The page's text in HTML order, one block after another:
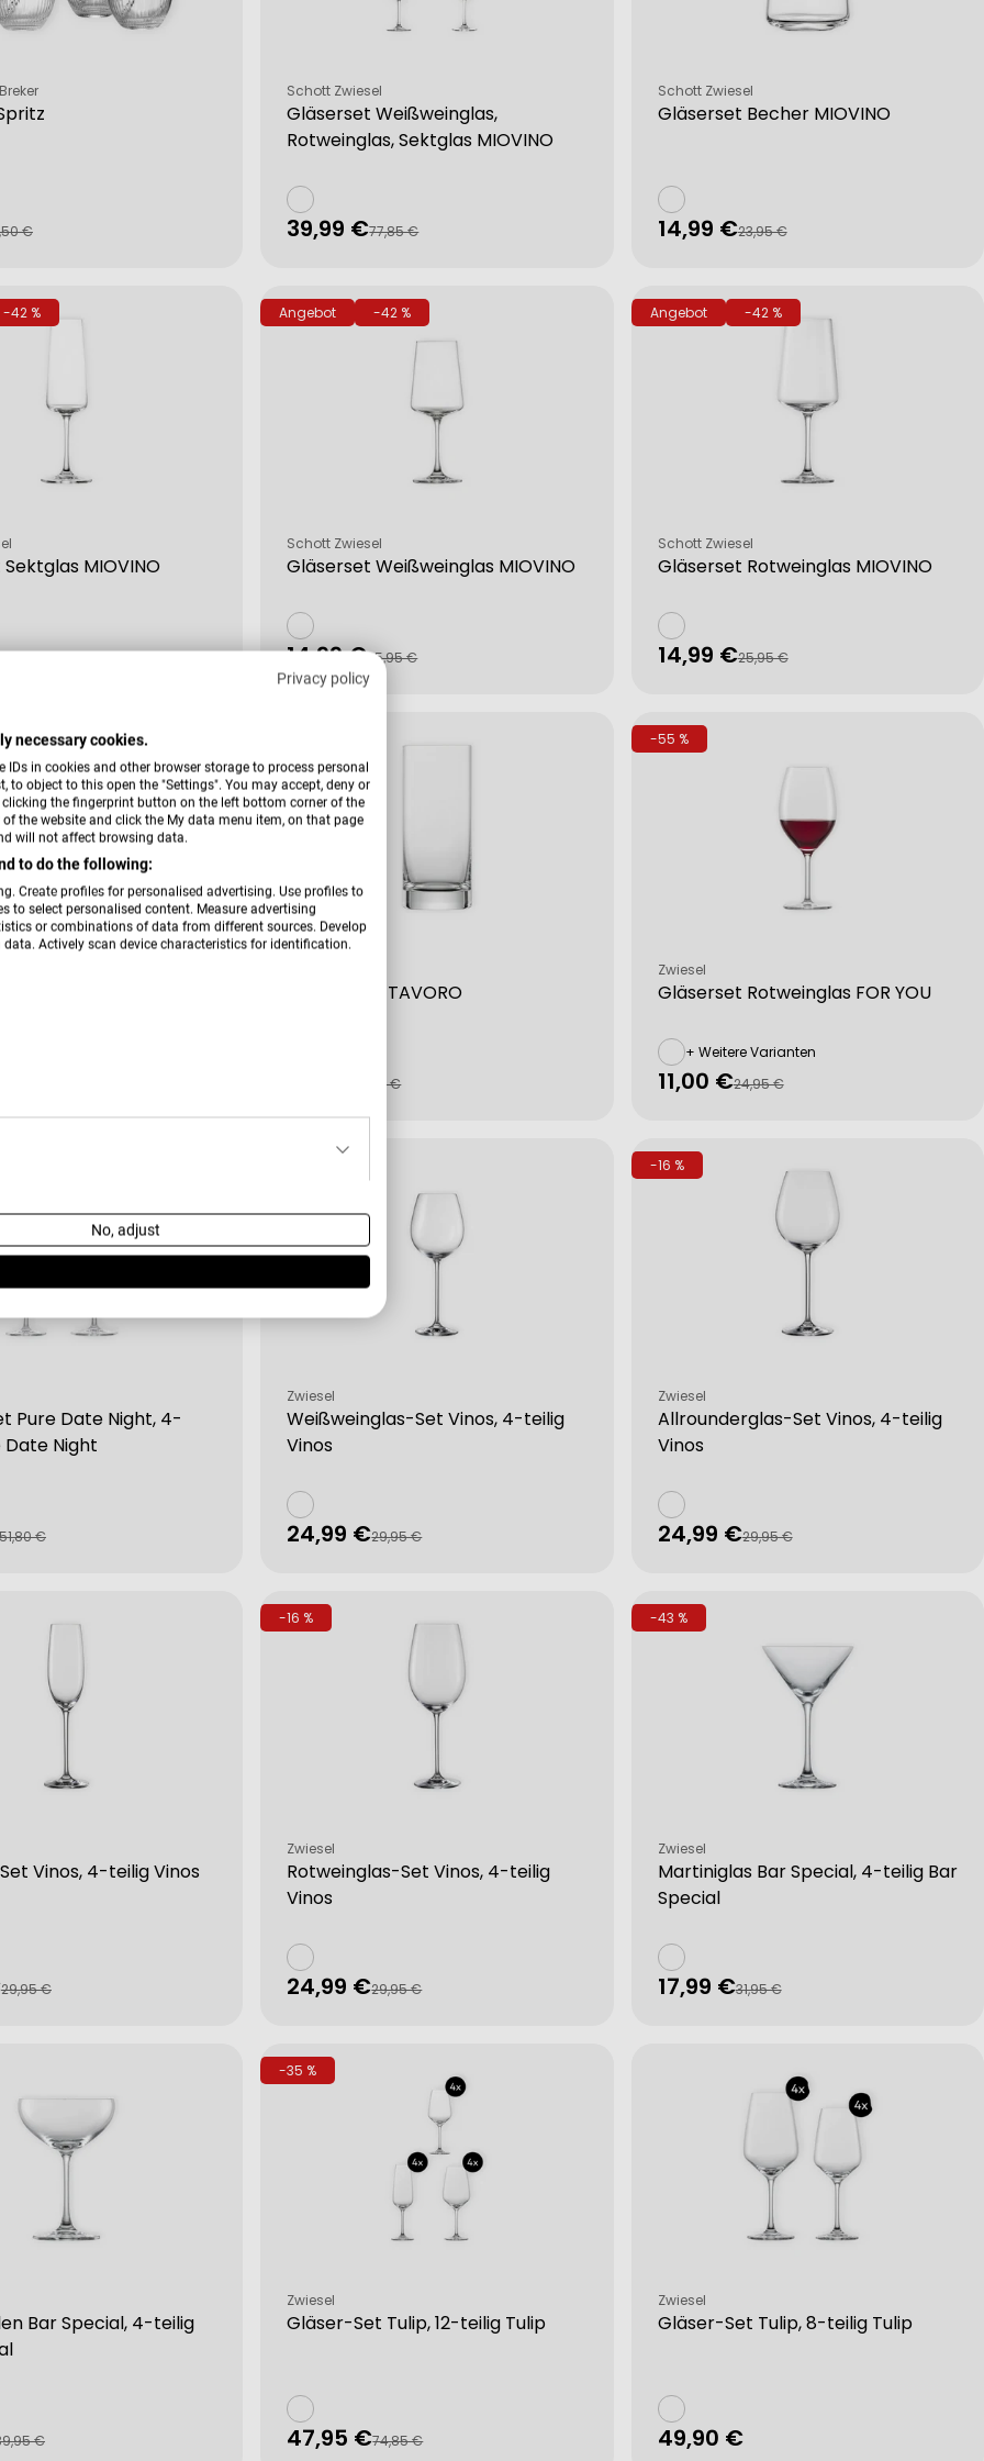
Privacy policy
necessary cookies.
in cookies and other browser storage to process personal
object to this open the "Settings". You may accept, deny or
the fingerprint button on the left bottom corner of the
the website and click the My data menu item, on that page
will not affect browsing data.
to do the following:
Create profiles for personalised advertising. Use profiles to
to select personalised content. Measure advertising
or combinations of data from different sources. Develop
Actively scan device characteristics for identification.
different sources
No, adjust
€
Gläserset Weißweinglas,
Rotweinglas, Sektglas MIOVINO
Verkäufer:
Schott Zwiesel
Verkaufspreis
39,99 €
Regulärer
77,85 €
Gläserset Becher MIOVINO
Verkäufer:
Schott Zwiesel
Verkaufspreis
14,99 €
Regulärer
23,95 €
-42 %
MIOVINO
€
Angebot -42 %
Gläserset Weißweinglas MIOVINO
Verkäufer:
Schott Zwiesel
Verkaufspreis
14,99 €
Regulärer
Preis
25,95 €
Angebot -42 %
Gläserset Rotweinglas MIOVINO
Verkäufer:
Schott Zwiesel
Verkaufspreis
14,99 €
Regulärer
25,95 €
Bierbecher TAVORO
Verkaufspreis
Regulärer
Preis
8,95 €
-55 %
Gläserset Rotweinglas FOR YOU
Verkäufer:
Zwiesel
+ Weitere Varianten
Verkaufspreis
11,00 €
Regulärer
24,95 €
Pure Date Night, 4-
Date Night
51,80 €
Weißweinglas-Set Vinos, 4-teilig
Vinos
Verkäufer:
Zwiesel
Verkaufspreis
24,99 €
Regulärer29,95 €
-16 %
Allrounderglas-Set Vinos, 4-teilig
Vinos
Verkäufer:
Zwiesel
Verkaufspreis
24,99 €
Regulärer29,95 €
Vinos, 4-teilig Vinos
29,95 €
-16 %
Rotweinglas-Set Vinos, 4-teilig
Vinos
Verkäufer:
Zwiesel
Verkaufspreis
24,99 €
Regulärer29,95 €
-43 %
Martiniglas Bar Special, 4-teilig Bar
Special
Verkäufer:
Zwiesel
Verkaufspreis
17,99 €
Regulärer
31,95 €
Bar Special, 4-teilig
€
-35 %
Gläser-Set Tulip, 12-teilig Tulip
Verkäufer:
Zwiesel
Verkaufspreis
47,95 €
Regulärer74,85 €
Gläser-Set Tulip, 8-teilig Tulip
Verkäufer:
Zwiesel
Regulärer
49,90 €